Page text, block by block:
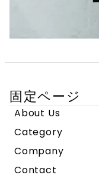
索:
固定ページ
About Us
Category
Company
Contact